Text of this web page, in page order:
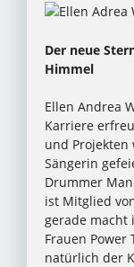
Der neue
Himmel
Ellen Andrea
Karriere
und
Sängerin
Drummer
ist Mitglied
gerade macht
Frauen Power
natürlich der